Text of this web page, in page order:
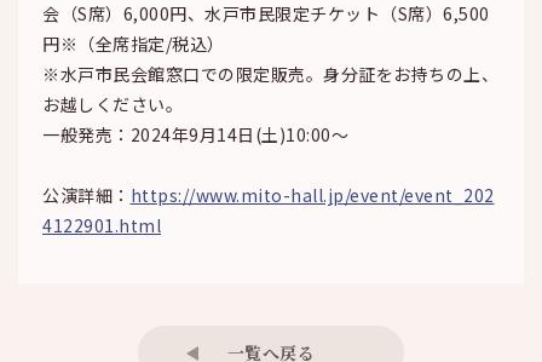
会（S席）6,000円、水戸市民限定チケット（S席）6,500
円※（全席指定/税込）
※水戸市民会館窓口での限定販売。身分証をお持ちの上、
お越しください。
一般発売：2024年9月14日(土)10:00～
公演詳細： https://www.mito-hall.jp/event/event_202
4122901.html
一覧へ戻る